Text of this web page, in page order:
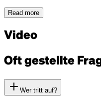
Read more
Video
Oft gestellte
Wer tritt auf?